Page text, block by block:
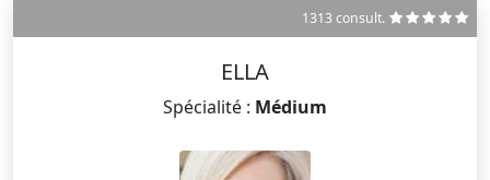
1313 consult.
ELLA
Spécialité : Médium